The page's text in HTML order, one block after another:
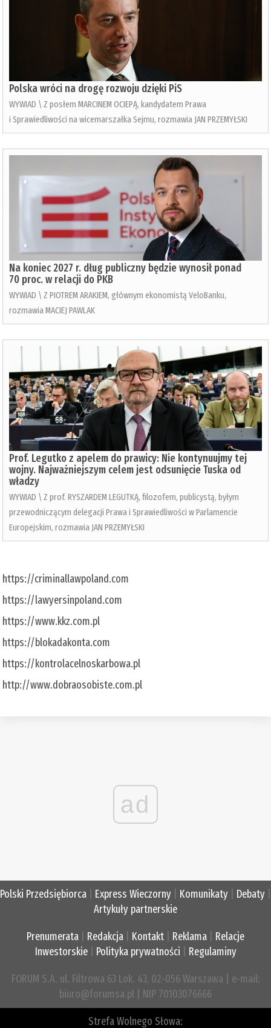
Polska wróci na drogę rozwoju dzięki PiS
WYWIAD \ Z posłem MARCINEM OCIEPĄ, kandydatem Prawa
i Sprawiedliwości na wicemarszałka Sejmu, rozmawia JAN PRZEMYŁSKI
Na koniec 2027 r. dług publiczny będzie wynosił ponad
70 proc. w relacji do PKB
WYWIAD \ Z PIOTREM ARAKIEM, głównym ekonomistą VeloBanku,
rozmawia MACIEJ PAWLAK
Prof. Legutko z apelem do prawicy: Nie kontynuujmy tej
wojny. Najważniejszym celem jest odsunięcie Tuska od
władzy
WYWIAD \ Z prof. RYSZARDEM LEGUTKĄ, filozofem, publicystą, byłym
przewodniczącym delegacji Prawa i Sprawiedliwości w Parlamencie
Europejskim, rozmawia JAN PRZEMYŁSKI
https://criminallawpoland.com
https://lawyersinpoland.com
https://www.kkz.com.pl
https://blokadakonta.com
https://kontrolacelnoskarbowa.pl
http://www.dobraosobiste.com.pl
ad
Polski Przedsiębiorca Express Wieczorny Komunikaty Debaty
Artykuły partnerskie
Prenumerata Redakcja Kontakt Reklama
Relacje
Inwestorskie| Polityka prywatności Regulaminy
FORUM S.A. ul. Filtrowa 63 Lok. 43, 02-056 Warszawa | e-mail:
biuro@forumsa.pl | NIP 70103076666
Strefa Wolnego Słowa: